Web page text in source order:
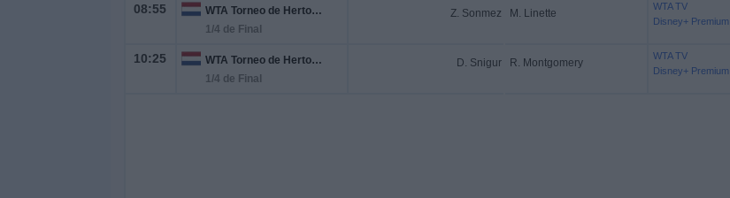
08:55
WTA Torneo de Hertogenbosch
1/4 de Final
Z. Sonmez M. Linette
WTA TV
Disney+ Premium
10:25
WTA Torneo de Hertogenbosch
1/4 de Final
D. Snigur R. Montgomery
WTA TV
Disney+ Premium